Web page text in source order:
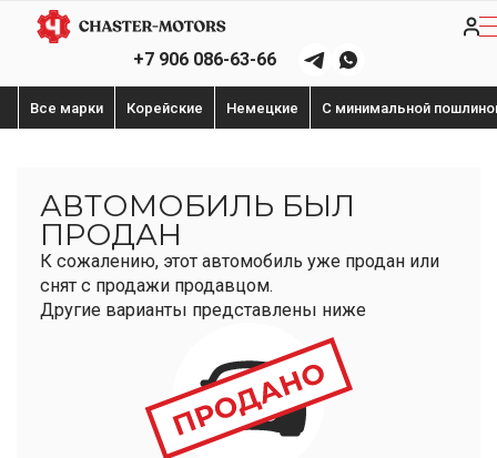
+7 906 086-63-66
Все марки Корейские Немецкие С минимальной
АВТОМОБИЛЬ БЫЛ
ПРОДАН
К сожалению, этот автомобиль уже продан или
снят с продажи продавцом.
Другие варианты представлены ниже